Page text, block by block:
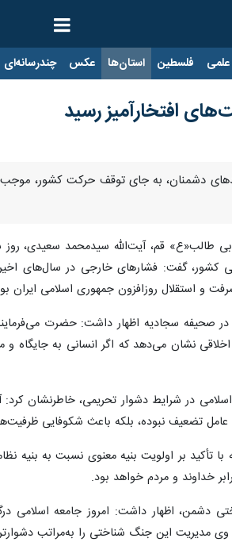
علمی فلسطین استان‌ها عکس چندرسانه‌ای
افتخارآمیز رسید
دشمنان، به جای توقف حرکت کشور، موجب
طالب«ع» قم، آیت‌الله سیدمحمد سعیدی،
گفت: فشارهای خارجی در سال‌های
و استقلال روزافزون جمهوری اسلامی ایران
صحیفه سجادیه اظهار داشت: حضرت می‌فرمایند:
نشان می‌دهد که اگر انسانی به جایگاه
اسلامی در شرایط دشوار تحریمی،
عامل تضعیف نبوده، بلکه باعث شکوفایی
بر اولویت بنیه معنوی نسبت به بنیه
خداوند و مردم خواهد بود.
دشمن، اظهار داشت: امروز جامعه اسلامی
مدیریت این جنگ شناختی را به‌مراتب